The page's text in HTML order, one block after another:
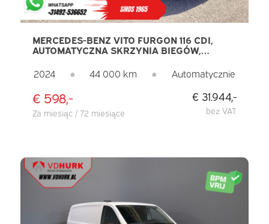
MERCEDES-BENZ VITO FURGON 116 CDI,
AUTOMATYCZNA SKRZYNIA BIEGÓW,
WERSJA L3, PODGRZEWANE SIEDZENIA,
UCIĄG 2,5 T, KAMERA, DRZWI OTWIERANE
POD KĄTEM 270°, NAWIGACJA, TEMPOMAT,
2024 ● 44 000 km ● Automatycznie
€ 598,-
Za miesiąc / 72 miesiące
€ 31.944,-
bez VAT